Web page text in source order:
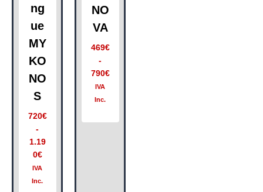
ng
ue
MY
KO
NO
S
720€
-
1.19
0€
IVA
Inc.
NO
VA
469€
-
790€
IVA
Inc.